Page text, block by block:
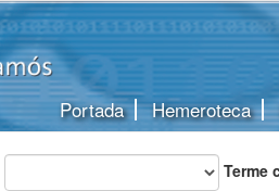
Portada Hemeroteca
Terme